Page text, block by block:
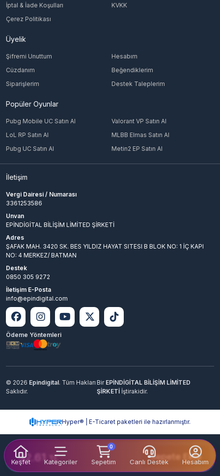
32.61 TL Sepete Ekle
Keşfet Kategoriler
0
Sepetim Canlı Destek Hesabım
İptal & İade Koşulları
KVKK
Çerez Politikası
Üyelik
Şifremi Unuttum
Hesabım
Cüzdanım
Beğendiklerim
Siparişlerim
Destek Taleplerim
Popüler Oyunlar
Pubg Mobile UC Satın Al
Valorant VP Satın Al
LoL RP Satın Al
MLBB Elmas Satın Al
Pubg UC Satın Al
Metin2 EP Satın Al
İletişim
Vergi Dairesi / Numarası
3361253586
Unvan
EPİNDİGİTAL BİLİŞİM LİMİTED ŞİRKETİ
Adres
ŞAFAK MAH. 3420 SK. BES YILDIZ HAYAT SITESI B BLOK NO: 1 İÇ KAPI
NO: 4 MERKEZ/ BATMAN
Destek
0850 305 9272
İletişim E-Posta
info@epindigital.com
Ödeme Yöntemleri
© 2026 Epindigital. Tüm Hakları
Saklıdır.
Bir EPİNDİGİTAL BİLİŞİM LİMİTED
ŞİRKETİ İştirakidir.
Hyper® | E-Ticaret paketleri ile hazırlanmıştır.